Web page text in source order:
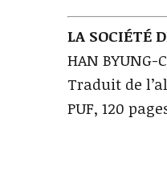
LA SOCIÉTÉ
HAN BYUNG-
Traduit de
PUF, 120